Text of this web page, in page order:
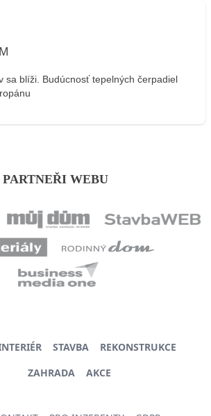
sa blíži. Budúcnosť tepelných čerpadiel
PARTNEŘI WEBU
STAVBA
REKONSTRUKCE
ZAHRADA
AKCE